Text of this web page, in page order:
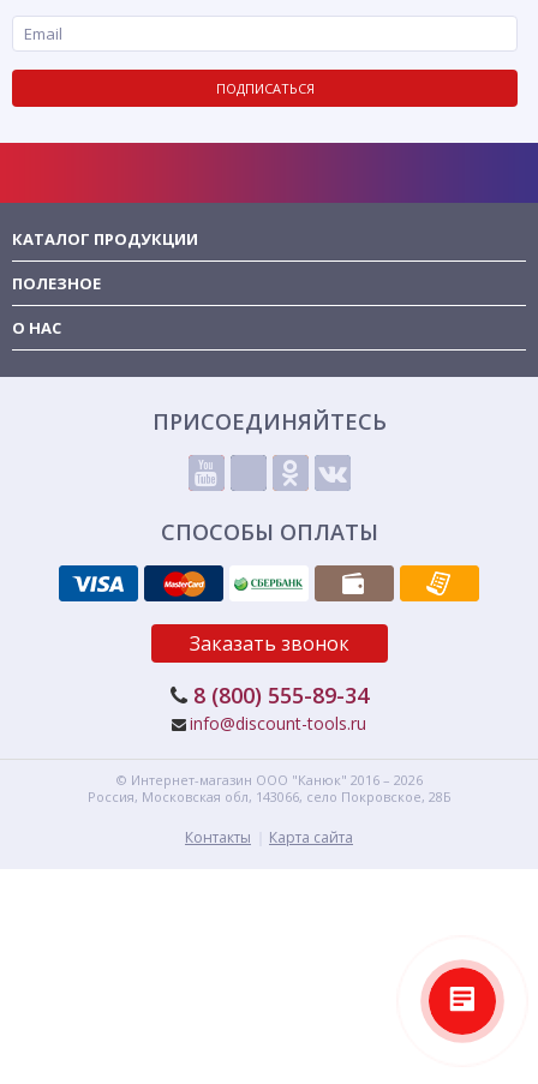
ПОДПИСАТЬСЯ
КАТАЛОГ ПРОДУКЦИИ
ПОЛЕЗНОЕ
О НАС
ПРИСОЕДИНЯЙТЕСЬ
СПОСОБЫ ОПЛАТЫ
Заказать звонок
8 (800) 555-89-34
info@discount-tools.ru
© Интернет-магазин ООО "Канюк" 2016 – 2026
Россия, Московская обл, 143066, село Покровское, 28Б
Контакты Карта сайта